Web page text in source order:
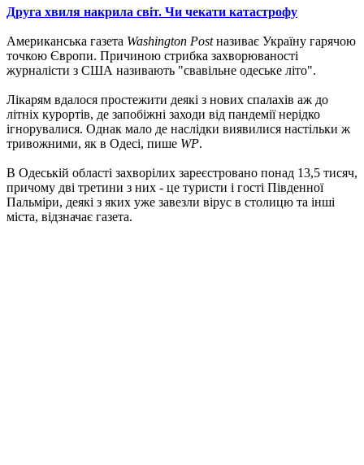
Друга хвиля накрила світ. Чи чекати катастрофу
Американська газета Washington Postназиває Україну гарячою
точкою Європи. Причиною стрибка захворюваності
журналісти з США називають "свавільне одеське літо".
Лікарям вдалося простежити деякі з нових спалахів аж до
літніх курортів, де запобіжні заходи від пандемії нерідко
ігнорувалися. Однак мало де наслідки виявилися настільки ж
тривожними, як в Одесі, пише WP.
В Одеській області захворілих зареєстровано понад 13,5 тисяч,
причому дві третини з них - це туристи і гості Південної
Пальміри, деякі з яких уже завезли вірус в столицю та інші
міста, відзначає газета.